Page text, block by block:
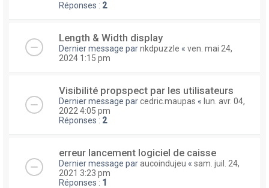
Réponses : 2
Length & Width display
Dernier message parnkdpuzzle « ven. mai 24,
2024 1:15 pm
Visibilité propspect par les utilisateurs
Dernier message parcedric.maupas « lun. avr. 04,
2022 4:05 pm
Réponses : 2
erreur lancement logiciel de caisse
Dernier message paraucoindujeu « sam. juil. 24,
2021 3:23 pm
Réponses : 1